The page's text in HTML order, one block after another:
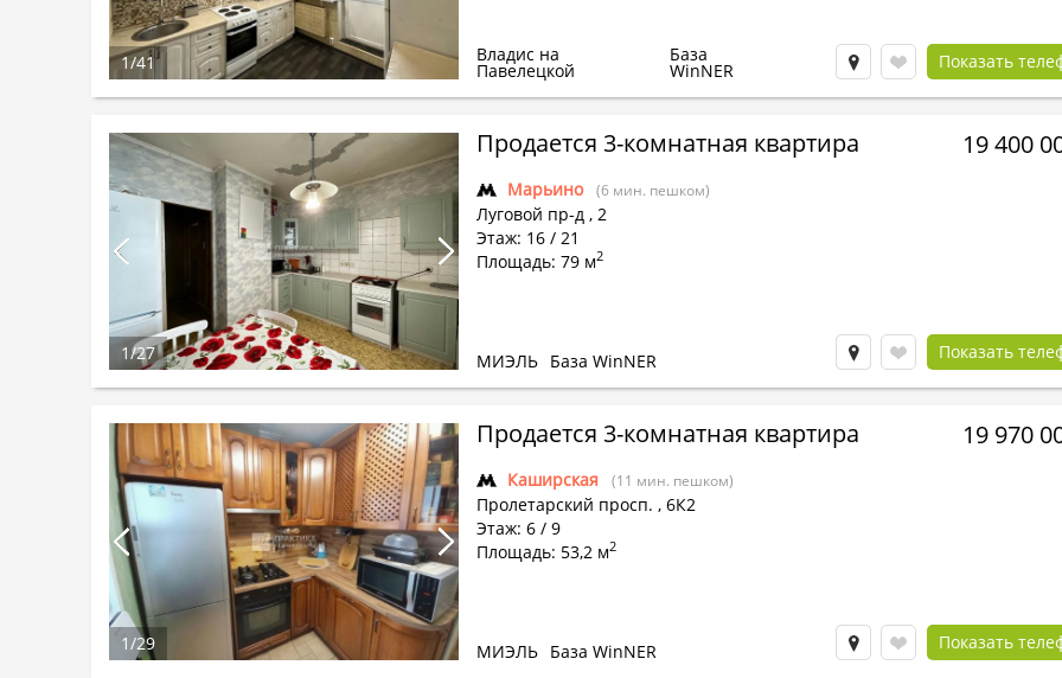
Владис на
Павелецкой
База
WinNER Показать
1/41
Продается 3-комнатная квартира
Марьино (6 мин. пешком)
Луговой пр-д , 2
Этаж: 16 / 21
Площадь: 79 м2
19 400
МИЭЛЬ База WinNER Показать
1/27
Продается 3-комнатная квартира
Каширская (11 мин. пешком)
Пролетарский просп. , 6К2
Этаж: 6 / 9
Площадь: 53,2 м2
19 970
МИЭЛЬ База WinNER Показать
1/29